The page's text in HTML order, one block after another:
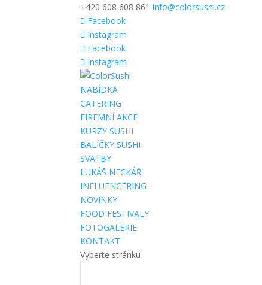
+420 608 608 861 info@colorsushi.cz
Facebook
Instagram
Facebook
Instagram
NABÍDKA
CATERING
FIREMNÍ AKCE
KURZY SUSHI
BALÍČKY SUSHI
SVATBY
LUKÁŠ NECKÁŘ
INFLUENCERING
NOVINKY
FOOD FESTIVALY
FOTOGALERIE
KONTAKT
Vyberte stránku